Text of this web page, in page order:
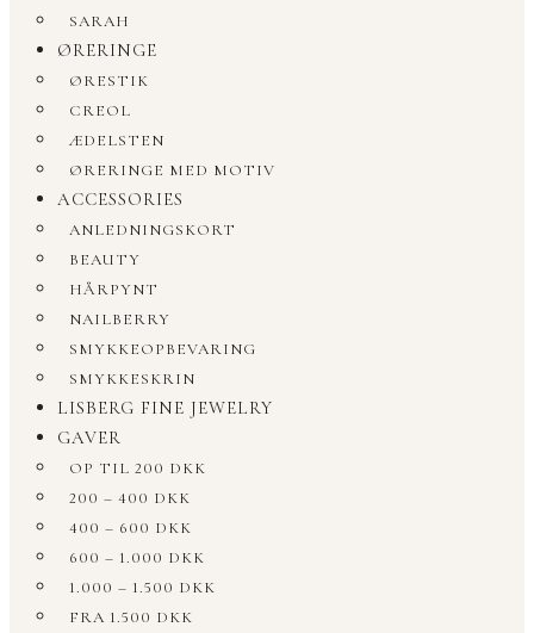
SARAH
ØRERINGE
ØRESTIK
CREOL
ÆDELSTEN
ØRERINGE MED MOTIV
ACCESSORIES
ANLEDNINGSKORT
BEAUTY
HÅRPYNT
NAILBERRY
SMYKKEOPBEVARING
SMYKKESKRIN
LISBERG FINE JEWELRY
GAVER
OP TIL 200 DKK
200 – 400 DKK
400 – 600 DKK
600 – 1.000 DKK
1.000 – 1.500 DKK
FRA 1.500 DKK